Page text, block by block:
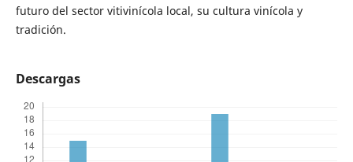
futuro del sector vitivinícola local, su cultura vinícola y
tradición.
Descargas